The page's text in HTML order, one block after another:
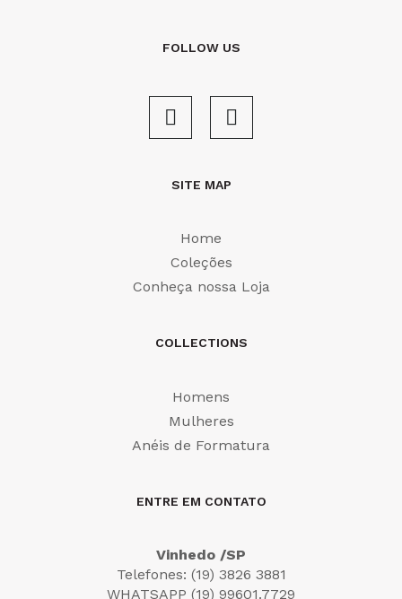
FOLLOW US
SITE MAP
Home
Coleções
Conheça nossa Loja
COLLECTIONS
Homens
Mulheres
Anéis de Formatura
ENTRE EM CONTATO
Vinhedo /SP
Telefones: (19) 3826 3881
WHATSAPP (19) 99601.7729